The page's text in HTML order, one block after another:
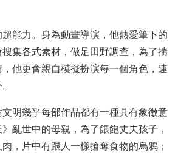
能力。身為動畫導演，他熱愛筆下的
集各式素材，做足田野調查，為了揣
他更會親自模擬扮演每一個角色，連
文明幾乎每部作品都有一種具有象徵意
亂世中的母親，為了餵飽丈夫孩子，
，片中有跟人一樣搶奪食物的烏鴉；